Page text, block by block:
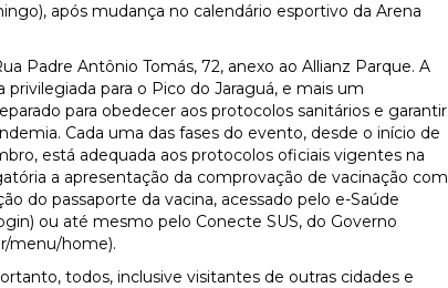
após mudança no calendário esportivo da Arena
Padre Antônio Tomás, 72, anexo ao Allianz Parque. A
para o Pico do Jaraguá, e mais um
para obedecer aos protocolos sanitários e garantir
Cada uma das fases do evento, desde o início de
está adequada aos protocolos oficiais vigentes na
a apresentação da comprovação de vacinação com
do passaporte da vacina, acessado pelo e-Saúde
) ou até mesmo pelo Conecte SUS, do Governo
menu/home).
todos, inclusive visitantes de outras cidades e